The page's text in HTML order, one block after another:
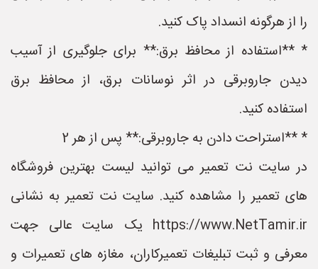
را از هرگونه انسداد پاک کنید.
* **استفاده از محافظ برق:** برای جلوگیری از آسیب
دیدن جاروبرقی در اثر نوسانات برق، از محافظ برق
استفاده کنید.
* **استراحت دادن به جاروبرقی:** پس از هر 2
در سایت نت تعمیر می توانید لیست بهترین فروشگاه
های تعمیر را مشاهده کنید. سایت نت تعمیر به نشانی
https://www.NetTamir.ir یک سایت عالی جهت
معرفی و ثبت تبلیغات تعمیرکاران، مغازه های تعمیرات و